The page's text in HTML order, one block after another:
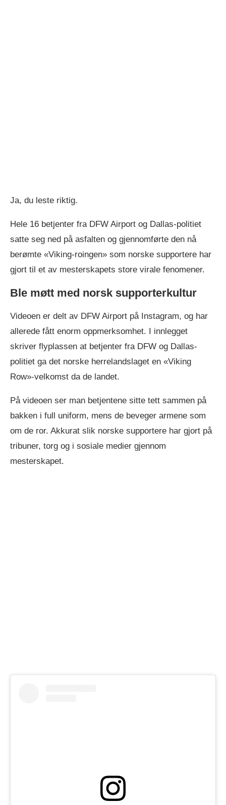
Ja, du leste riktig.
Hele 16 betjenter fra DFW Airport og Dallas-politiet
satte seg ned på asfalten og gjennomførte den nå
berømte «Viking-roingen» som norske supportere har
gjort til et av mesterskapets store virale fenomener.
Ble møtt med norsk supporterkultur
Videoen er delt av DFW Airport på Instagram, og har
allerede fått enorm oppmerksomhet. I innlegget
skriver flyplassen at betjenter fra DFW og Dallas-
politiet ga det norske herrelandslaget en «Viking
Row»-velkomst da de landet.
På videoen ser man betjentene sitte tett sammen på
bakken i full uniform, mens de beveger armene som
om de ror. Akkurat slik norske supportere har gjort på
tribuner, torg og i sosiale medier gjennom
mesterskapet.